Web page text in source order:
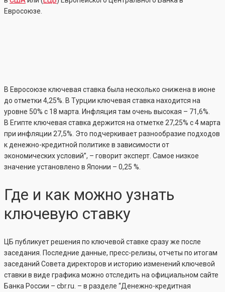
Евросоюзе.
В Евросоюзе ключевая ставка была несколько снижена в июне
до отметки 4,25%. В Турции ключевая ставка находится на
уровне 50% с 18 марта. Инфляция там очень высокая – 71,6%.
В Египте ключевая ставка держится на отметке 27,25% с 4 марта
при инфляции 27,5%. Это подчеркивает разнообразие подходов
к денежно-кредитной политике в зависимости от
экономических условий”, – говорит эксперт. Самое низкое
значение установлено в Японии – 0,25 %.
Где и как можно узнать
ключевую ставку
ЦБ публикует решения по ключевой ставке сразу же после
заседания. Последние данные, пресс-релизы, отчеты по итогам
заседаний Совета директоров и историю изменений ключевой
ставки в виде графика можно отследить на официальном сайте
Банка России – cbr.ru. – в разделе “Денежно-кредитная